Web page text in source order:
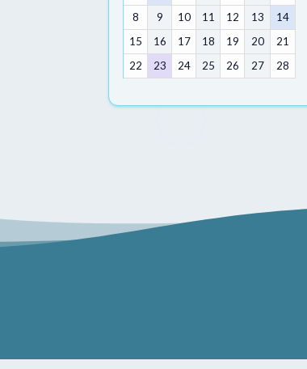
8
9 10 11 12 13
14
15
16 17 18 19 20
21
22
23 24 25 26 27 28